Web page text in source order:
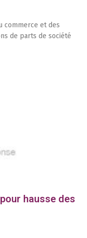
commerce et des
de parts de société
hausse des